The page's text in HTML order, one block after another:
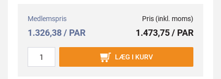
Medlemspris
1.326,38 / PAR
Pris (inkl. moms)
1.473,75 / PAR
LÆG I KURV